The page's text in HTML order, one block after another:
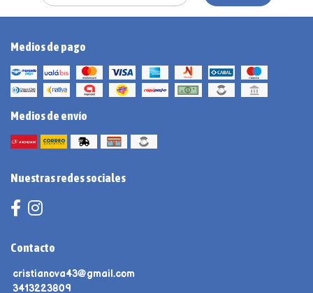
Medios de pago
Medios de envío
Nuestras redes sociales
Contacto
cristianova43@gmail.com
3413223809